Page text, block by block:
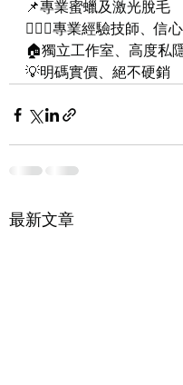
📌專業蜜蠟及激光脫毛
👨🏻‍⚕專業經驗技師、信
🏠獨立工作室、高度私
💡明碼實價、絕不硬銷
最新文章